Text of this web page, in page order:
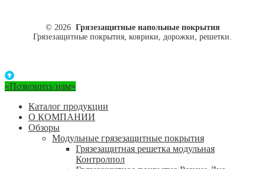
© 2026 Грязезащитные напольные покрытия
Грязезащитные покрытия, коврики, дорожки, решетки.
«Позвонить нам»
Каталог продукции
О КОМПАНИИ
Обзоры
Модульные грязезащитные покрытия
Грязезащитная решетка модульная
Контролпол